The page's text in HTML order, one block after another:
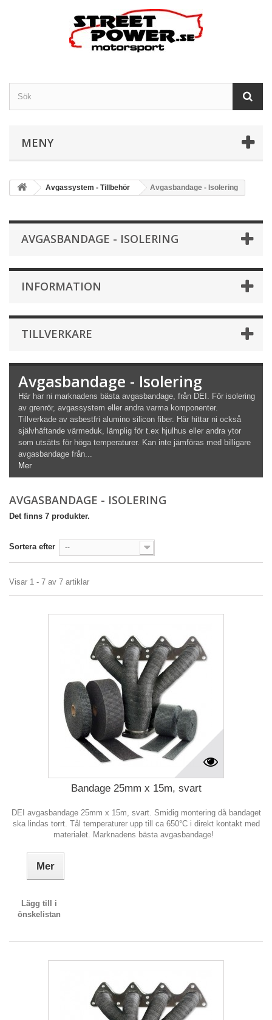
MENY
Avgassystem - Tillbehör Avgasbandage - Isolering
AVGASBANDAGE - ISOLERING
INFORMATION
TILLVERKARE
Avgasbandage - Isolering
Här har ni marknadens bästa avgasbandage, från DEI. För isolering
av grenrör, avgassystem eller andra varma komponenter.
Tillverkade av asbestfri alumino silicon fiber. Här hittar ni också
självhäftande värmeduk, lämplig för t.ex hjulhus eller andra ytor
som utsätts för höga temperaturer. Kan inte jämföras med billigare
avgasbandage från...
Mer
AVGASBANDAGE - ISOLERING
Det finns 7 produkter.
Sortera efter --
Visar 1 - 7 av 7 artiklar
Bandage 25mm x 15m, svart
DEI avgasbandage 25mm x 15m, svart. Smidig montering då bandaget
ska lindas torrt. Tål temperaturer upp till ca 650°C i direkt kontakt med
materialet. Marknadens bästa avgasbandage!
Mer
Lägg till i
önskelistan